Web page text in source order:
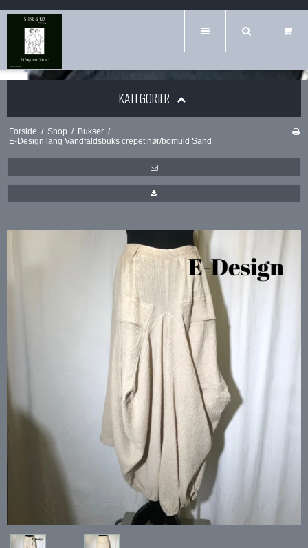
KATEGORIER
Forside / Shop / Bukser /
E-Design lang Vandfaldsbuks crepet hør/bomuld Sand